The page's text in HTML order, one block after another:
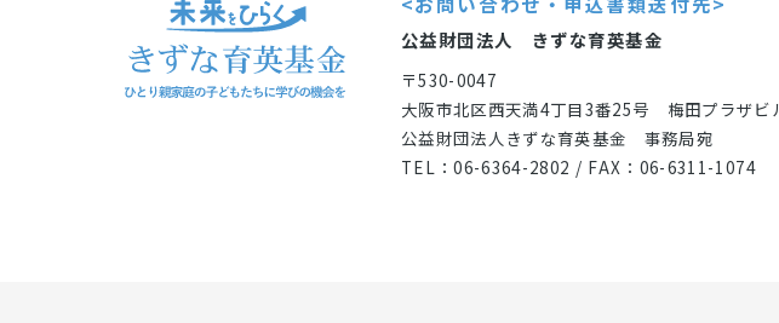
公益財団法人 きずな育英基金
〒530-0047
大阪市北区西天満4丁目3番25号 梅田プラザビ
公益財団法人きずな育英基金 事務局宛
TEL：06-6364-2802 / FAX：06-6311-1074